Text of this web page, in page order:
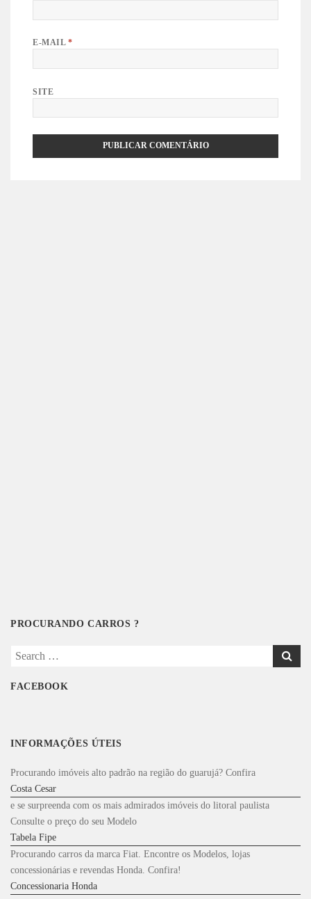
E-MAIL *
SITE
PROCURANDO CARROS ?
Search
FACEBOOK
INFORMAÇÕES ÚTEIS
Procurando imóveis alto padrão na região do guarujá? Confira
Costa Cesar
e se surpreenda com os mais admirados imóveis do litoral paulista
Consulte o preço do seu Modelo
Tabela Fipe
Procurando carros da marca Fiat. Encontre os Modelos, lojas
concessionárias e revendas Honda. Confira!
Concessionaria Honda